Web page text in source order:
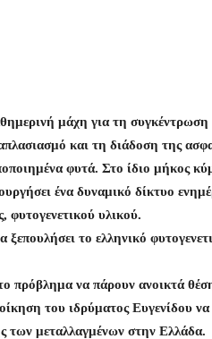
μάχη για τη
και τη διάδοση της
φυτά. Στο ίδιο μήκος
ένα δυναμικό δίκτυο
φυτογενετικού υλικού.
το ελληνικό
πρόβλημα να πάρουν ανοικτά
του ιδρύματος Ευγενίδου
των μεταλλαγμένων στην Ελλάδα.